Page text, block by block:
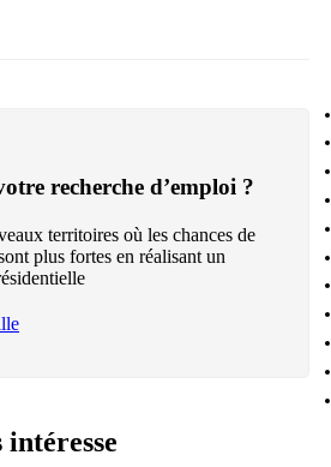
recherche d’emploi ?
territoires où les chances de
plus fortes en réalisant un